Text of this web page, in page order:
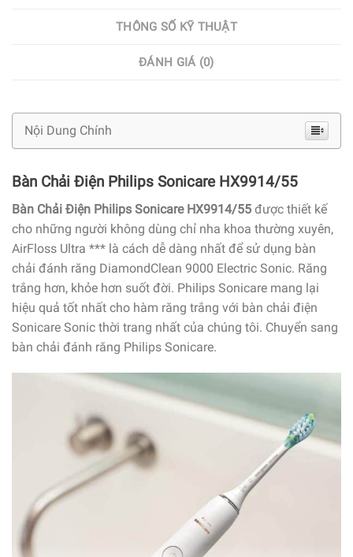
THÔNG SỐ KỸ THUẬT
ĐÁNH GIÁ (0)
Nội Dung Chính
Bàn Chải Điện Philips Sonicare HX9914/55
Bàn Chải Điện Philips Sonicare HX9914/55 được thiết kế
cho những người không dùng chỉ nha khoa thường xuyên,
AirFloss Ultra *** là cách dễ dàng nhất để sử dụng bàn
chải đánh răng DiamondClean 9000 Electric Sonic. Răng
trắng hơn, khỏe hơn suốt đời. Philips Sonicare mang lại
hiệu quả tốt nhất cho hàm răng trắng với bàn chải điện
Sonicare Sonic thời trang nhất của chúng tôi. Chuyển sang
bàn chải đánh răng Philips Sonicare.